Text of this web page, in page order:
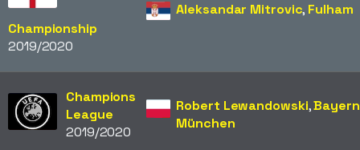
Championship
2019/2020
Aleksandar Mitrovic, Fulham
Champions
League
2019/2020
Robert Lewandowski,Bayern
München